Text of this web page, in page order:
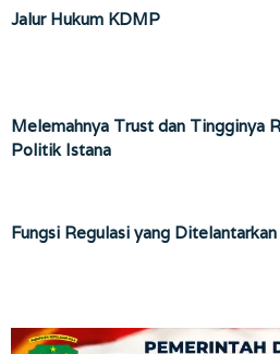
Jalur Hukum KDMP
Melemahnya Trust dan Tingginya
Politik Istana
Fungsi Regulasi yang Ditelantarkan